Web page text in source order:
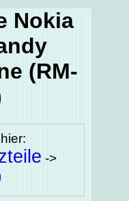
Nokia
(RM-
->